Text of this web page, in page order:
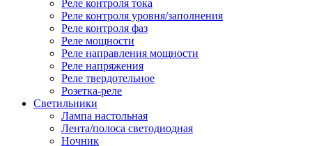
Реле контроля тока
Реле контроля уровня/заполнения
Реле контроля фаз
Реле мощности
Реле направления мощности
Реле напряжения
Реле твердотельное
Розетка-реле
Светильники
Лампа настольная
Лента/полоса светодиодная
Ночник